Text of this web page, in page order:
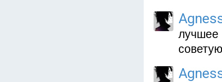
лучшее